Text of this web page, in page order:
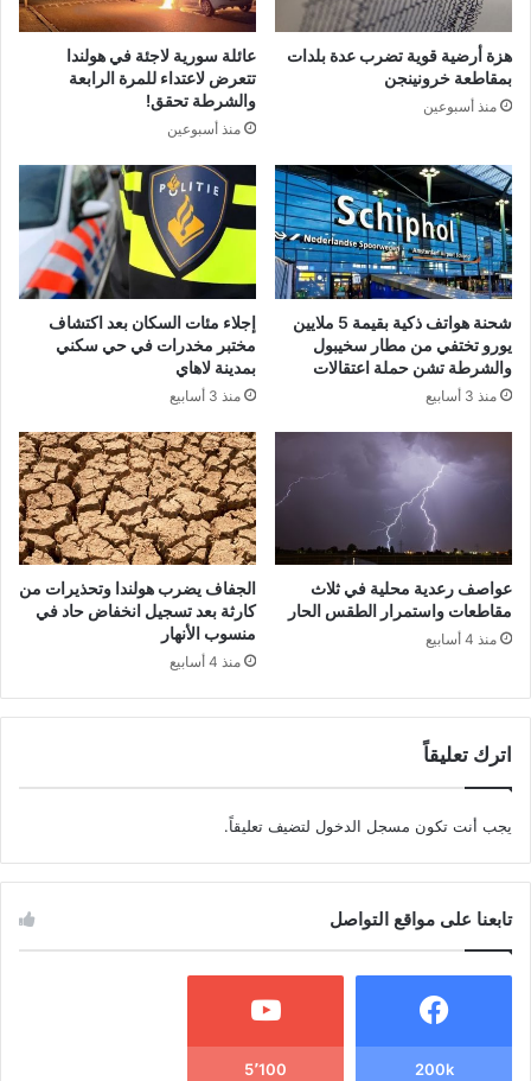
هزة أرضية قوية تضرب عدة بلدات
بمقاطعة خرونينجن
منذ أسبوعين
عائلة سورية لاجئة في هولندا
تتعرض لاعتداء للمرة الرابعة
والشرطة تحقق!
منذ أسبوعين
شحنة هواتف ذكية بقيمة 5 ملايين
يورو تختفي من مطار سخيبول
والشرطة تشن حملة اعتقالات
منذ 3 أسابيع
إجلاء مئات السكان بعد اكتشاف
مختبر مخدرات في حي سكني
بمدينة لاهاي
منذ 3 أسابيع
عواصف رعدية محلية في ثلاث
مقاطعات واستمرار الطقس الحار
منذ 4 أسابيع
الجفاف يضرب هولندا وتحذيرات من
كارثة بعد تسجيل انخفاض حاد في
منسوب الأنهار
منذ 4 أسابيع
اترك تعليقاً
يجب أنت تكون مسجل الدخول لتضيف تعليقاً.
تابعنا على مواقع التواصل
200k 5٬100